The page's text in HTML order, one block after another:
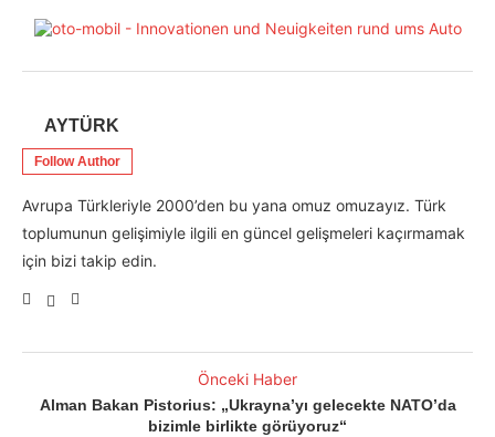
AYTÜRK
Follow Author
Avrupa Türkleriyle 2000’den bu yana omuz omuzayız. Türk
toplumunun gelişimiyle ilgili en güncel gelişmeleri kaçırmamak
için bizi takip edin.
Önceki Haber
Alman Bakan Pistorius: „Ukrayna’yı gelecekte NATO’da
bizimle birlikte görüyoruz“